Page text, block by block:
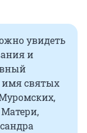
увидеть
и
имя святых